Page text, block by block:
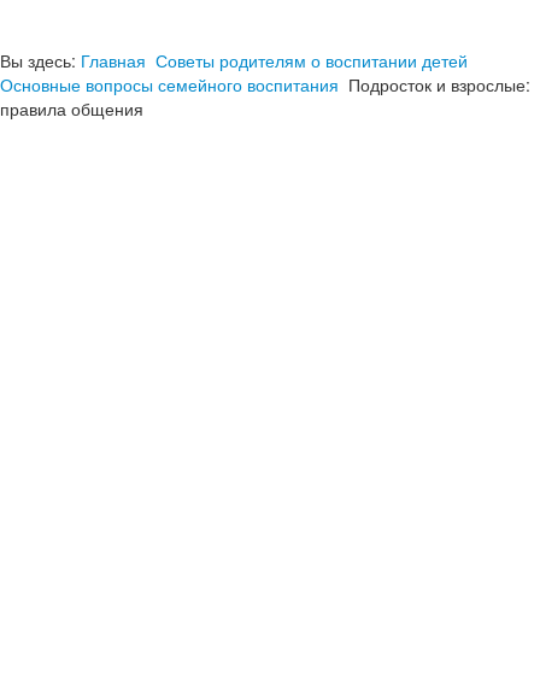
Вы здесь: Главная Советы родителям о воспитании детей
Основные вопросы семейного воспитания Подросток и взрослые:
правила общения